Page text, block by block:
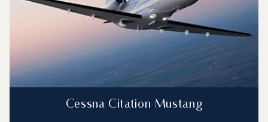
Cessna Citation Mustang